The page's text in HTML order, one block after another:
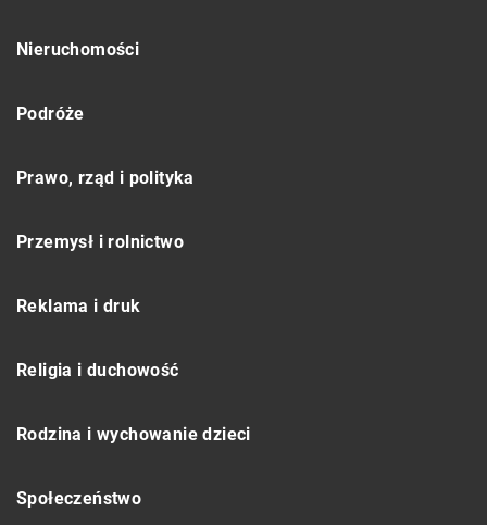
Nieruchomości
Podróże
Prawo, rząd i polityka
Przemysł i rolnictwo
Reklama i druk
Religia i duchowość
Rodzina i wychowanie dzieci
Społeczeństwo